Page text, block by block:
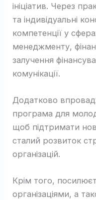
ініціатив. Через
та індивідуальні
компетенції у
менеджменту,
залучення
комунікації.
Додатково
програма для
щоб підтримати
сталий розвиток
організацій.
Крім того,
організаціями, а